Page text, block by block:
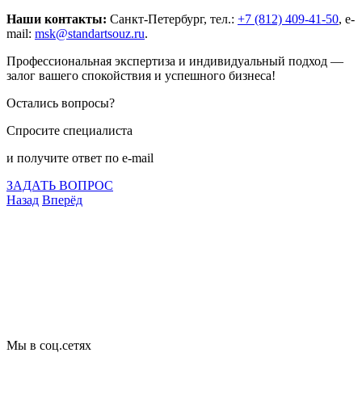
Наши контакты: Санкт-Петербург, тел.: +7 (812) 409-41-50, e-
mail: msk@standartsouz.ru.
Профессиональная экспертиза и индивидуальный подход —
залог вашего спокойствия и успешного бизнеса!
Остались вопросы?
Спросите специалиста
и получите ответ по e-mail
ЗАДАТЬ ВОПРОС
Назад Вперёд
Мы в соц.сетях